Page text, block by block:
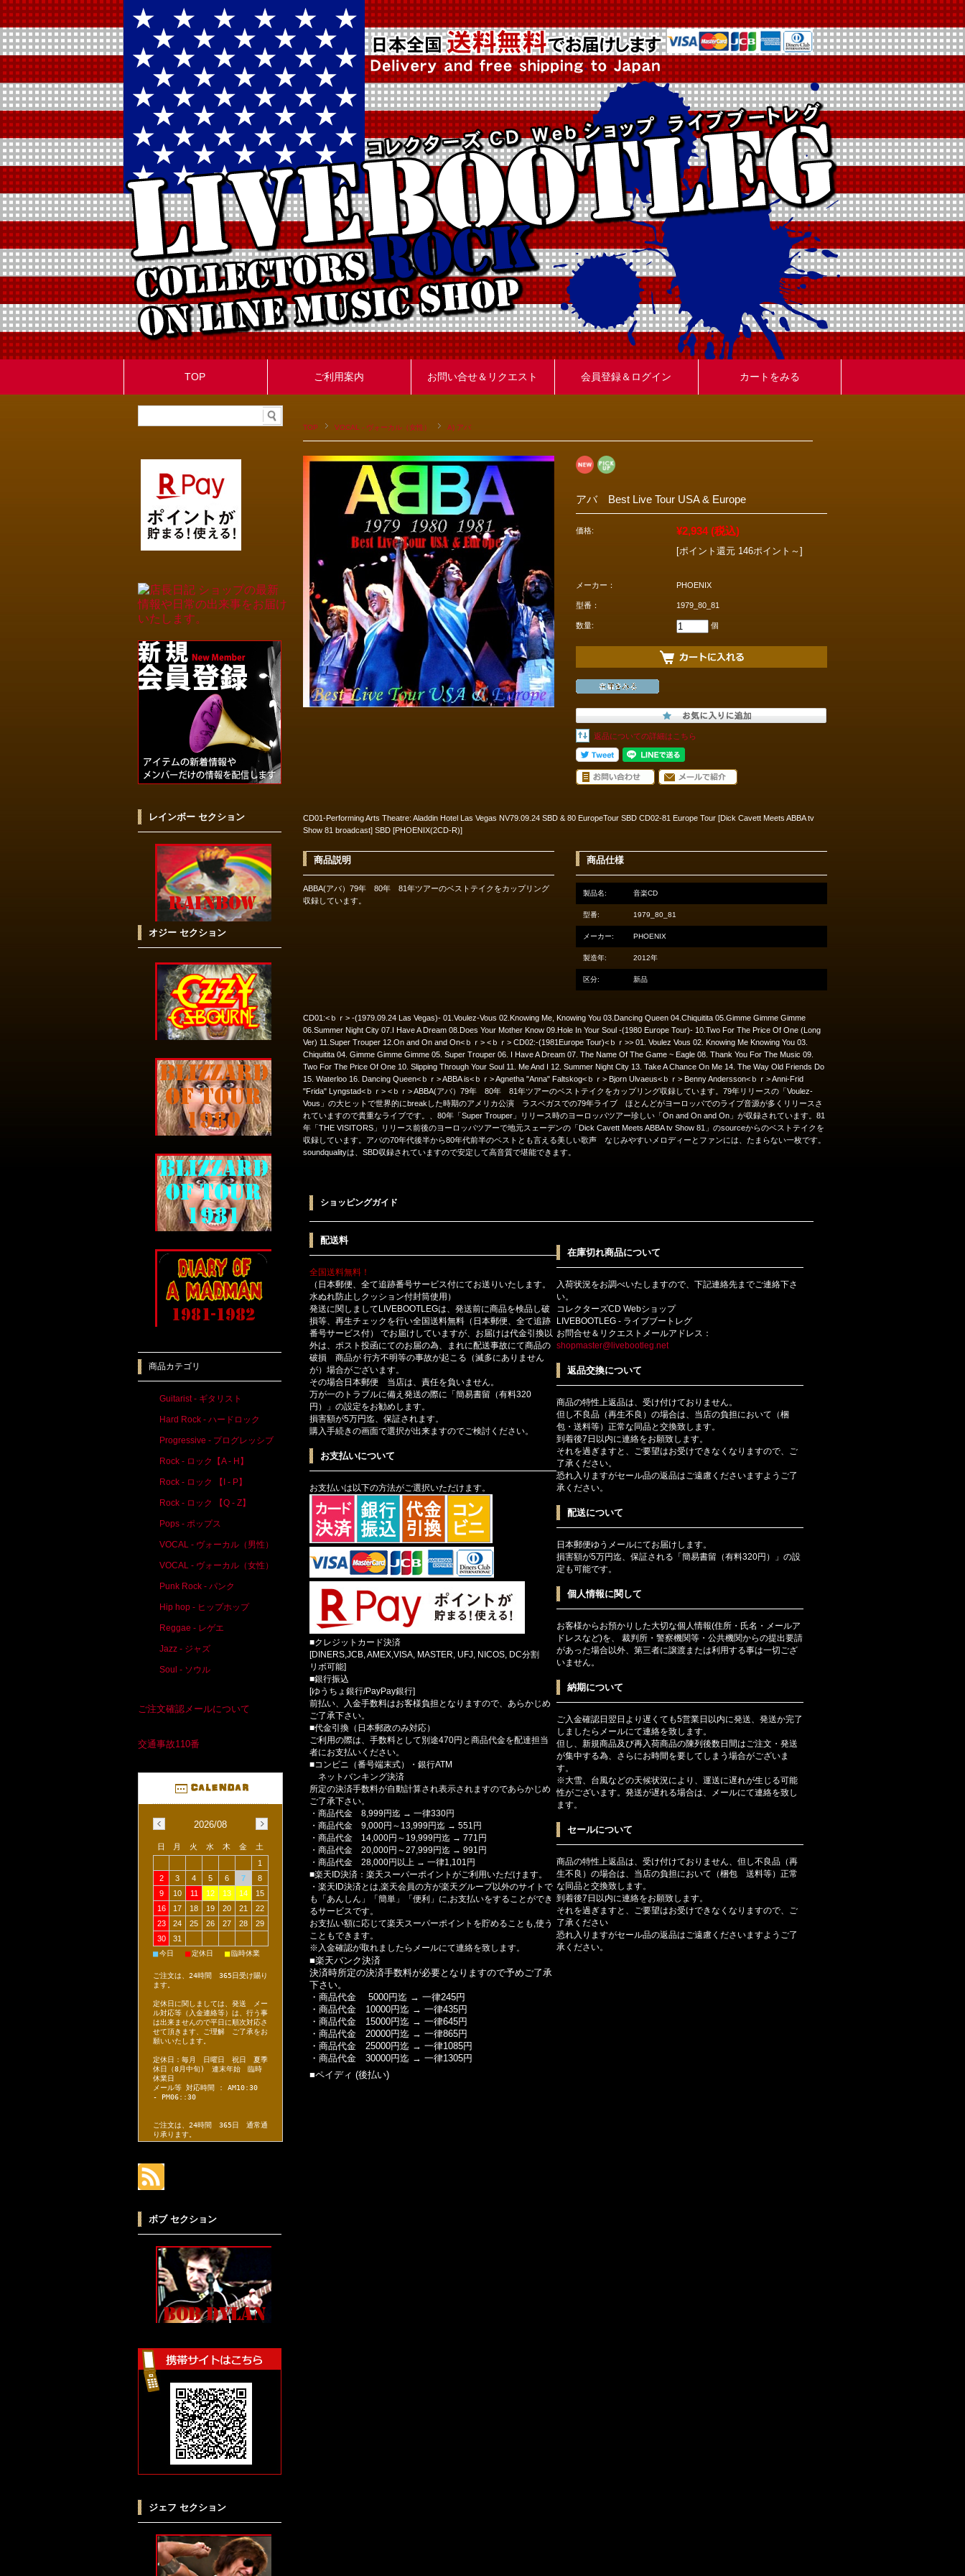
TOP ご利用案内 お問い合せ＆リクエスト 会員登録＆ログイン カートをみる
TOP VOCAL - ヴォーカル（女性） A) アバ
アバ Best Live Tour USA & Europe
価格: ¥2,934 (税込)
[ポイント還元 146ポイント～]
メーカー： PHOENIX
型番： 1979_80_81
数量: 個
返品についての詳細はこちら
CD01-Performing Arts Theatre: Aladdin Hotel Las Vegas NV79.09.24 SBD & 80 EuropeTour SBD CD02-81 Europe Tour [Dick Cavett Meets ABBA tv
Show 81 broadcast] SBD [PHOENIX(2CD-R)]
商品説明
ABBA(アバ）79年 80年 81年ツアーのベストテイクをカップリング
収録しています。
商品仕様
製品名: 音楽CD
型番: 1979_80_81
メーカー: PHOENIX
製造年: 2012年
区分: 新品
CD01:<ｂｒ> -(1979.09.24 Las Vegas)- 01.Voulez-Vous 02.Knowing Me, Knowing You 03.Dancing Queen 04.Chiquitita 05.Gimme Gimme Gimme
06.Summer Night City 07.I Have A Dream 08.Does Your Mother Know 09.Hole In Your Soul -(1980 Europe Tour)- 10.Two For The Price Of One (Long
Ver) 11.Super Trouper 12.On and On and On<ｂｒ> <ｂｒ> CD02:-(1981Europe Tour)<ｂｒ>> 01. Voulez Vous 02. Knowing Me Knowing You 03.
Chiquitita 04. Gimme Gimme Gimme 05. Super Trouper 06. I Have A Dream 07. The Name Of The Game ~ Eagle 08. Thank You For The Music 09.
Two For The Price Of One 10. Slipping Through Your Soul 11. Me And I 12. Summer Night City 13. Take A Chance On Me 14. The Way Old Friends Do
15. Waterloo 16. Dancing Queen<ｂｒ> ABBA is<ｂｒ> Agnetha "Anna" Faltskog<ｂｒ> Bjorn Ulvaeus<ｂｒ> Benny Andersson<ｂｒ> Anni-Frid
"Frida" Lyngstad<ｂｒ> <ｂｒ> ABBA(アバ）79年 80年 81年ツアーのベストテイクをカップリング収録しています。79年リリースの「Voulez-
Vous」の大ヒットで世界的にbreakした時期のアメリカ公演 ラスベガスでの79年ライブ ほとんどがヨーロッパでのライブ音源が多くリリースさ
れていますので貴重なライブです。、80年「Super Trouper」リリース時のヨーロッパツアー珍しい「On and On and On」が収録されています。81
年「THE VISITORS」リリース前後のヨーロッパツアーで地元スェーデンの「Dick Cavett Meets ABBA tv Show 81」のsourceからのベストテイクを
収録しています。アバの70年代後半から80年代前半のベストとも言える美しい歌声 なじみやすいメロディーとファンには、たまらない一枚です。
soundqualityは、SBD収録されていますので安定して高音質で堪能できます。
ショッピングガイド
配送料
全国送料無料！
（日本郵便、全て追跡番号サービス付にてお送りいたします。
水ぬれ防止しクッション付封筒使用）
発送に関しましてLIVEBOOTLEGは、発送前に商品を検品し破
損等、再生チェックを行い全国送料無料（日本郵便、全て追跡
番号サービス付） でお届けしていますが、お届けは代金引換以
外は、ポスト投函にてのお届の為、まれに配送事故にて商品の
破損 商品が 行方不明等の事故が起こる（滅多にありません
が）場合がございます。
その場合日本郵便 当店は、責任を負いません。
万が一のトラブルに備え発送の際に「簡易書留（有料320
円）」の設定をお勧めします。
損害額が5万円迄、保証されます。
購入手続きの画面で選択が出来ますのでご検討ください。
お支払いについて
お支払いは以下の方法がご選択いただけます。
■クレジットカード決済
[DINERS,JCB, AMEX,VISA, MASTER, UFJ, NICOS, DC分割
リボ可能]
■銀行振込
[ゆうちょ銀行/PayPay銀行]
前払い、入金手数料はお客様負担となりますので、あらかじめ
ご了承下さい。
■代金引換（日本郵政のみ対応）
ご利用の際は、手数料として別途470円と商品代金を配達担当
者にお支払いください。
■コンビニ（番号端末式）・銀行ATM
ネットバンキング決済
所定の決済手数料が自動計算され表示されますのであらかじめ
ご了承下さい。
・商品代金 8,999円迄 → 一律330円
・商品代金 9,000円～13,999円迄 → 551円
・商品代金 14,000円～19,999円迄 → 771円
・商品代金 20,000円～27,999円迄 → 991円
・商品代金 28,000円以上 → 一律1,101円
■楽天ID決済：楽天スーパーポイントがご利用いただけます。
・楽天ID決済とは,楽天会員の方が楽天グループ以外のサイトで
も「あんしん」「簡単」「便利」に,お支払いをすることができ
るサービスです。
お支払い額に応じて楽天スーパーポイントを貯めることも,使う
こともできます。
※入金確認が取れましたらメールにて連絡を致します。
■楽天バンク決済
決済時所定の決済手数料が必要となりますので予めご了承
下さい。
・商品代金 5000円迄 → 一律245円
・商品代金 10000円迄 → 一律435円
・商品代金 15000円迄 → 一律645円
・商品代金 20000円迄 → 一律865円
・商品代金 25000円迄 → 一律1085円
・商品代金 30000円迄 → 一律1305円
在庫切れ商品について
入荷状況をお調べいたしますので、下記連絡先までご連絡下さ
い。
コレクターズCD Webショップ
LIVEBOOTLEG - ライブブートレグ
お問合せ＆リクエストメールアドレス：
shopmaster@livebootleg.net
返品交換について
商品の特性上返品は、受け付けておりません。
但し不良品（再生不良）の場合は、当店の負担において（梱
包・送料等）正常な同品と交換致します。
到着後7日以内に連絡をお願致します。
それを過ぎますと、ご要望はお受けできなくなりますので、ご
了承ください。
恐れ入りますがセール品の返品はご遠慮くださいますようご了
承ください。
配送について
日本郵便ゆうメールにてお届けします。
損害額が5万円迄、保証される「簡易書留（有料320円）」の設
定も可能です。
個人情報に関して
お客様からお預かりした大切な個人情報(住所・氏名・メールア
ドレスなど)を、 裁判所・警察機関等・公共機関からの提出要請
があった場合以外、第三者に譲渡または利用する事は一切ござ
いません。
納期について
ご入金確認日翌日より遅くても5営業日以内に発送、発送か完了
しましたらメールにて連絡を致します。
但し、新規商品及び再入荷商品の陳列後数日間はご注文・発送
が集中する為、さらにお時間を要してしまう場合がございま
す。
※大雪、台風などの天候状況により、運送に遅れが生じる可能
性がございます。発送が遅れる場合は、メールにて連絡を致し
ます。
セールについて
商品の特性上返品は、受け付けておりません、但し不良品（再
生不良）の場合は、当店の負担において（梱包 送料等）正常
な同品と交換致します。
到着後7日以内に連絡をお願致します。
それを過ぎますと、ご要望はお受けできなくなりますので、ご
了承ください
恐れ入りますがセール品の返品はご遠慮くださいますようご了
承ください。
■ペイディ (後払い)
レインボー セクション
オジー セクション
商品カテゴリ
Guitarist - ギタリスト
Hard Rock - ハードロック
Progressive - プログレッシブ
Rock - ロック【A - H】
Rock - ロック 【I - P】
Rock - ロック 【Q - Z】
Pops - ポップス
VOCAL - ヴォーカル（男性）
VOCAL - ヴォーカル（女性）
Punk Rock - パンク
Hip hop - ヒップホップ
Reggae - レゲエ
Jazz - ジャズ
Soul - ソウル
ご注文確認メールについて
交通事故110番
2026/08
日 月 火 水 木 金
土
1
2
3 4 5 6 7
8
9
10 11 12 13 14
15
16
17 18 19 20 21
22
23
24 25 26 27 28
29
30
31
■今日 ■定休日 ■臨時休業
ご注文は、24時間 365日受け賜り
ます。
定休日に関しましては、発送 メー
ル対応等（入金連絡等）は、行う事
は出来ませんので平日に順次対応さ
せて頂きます、ご理解 ご了承をお
願いいたします。
定休日：毎月 日曜日 祝日 夏季
休日（8月中旬) 連末年始 臨時
休業日
メール等 対応時間 : AM10:30
- PM06::30
ご注文は、24時間 365日 通常通
り承ります。
ボブ セクション
ジェフ セクション